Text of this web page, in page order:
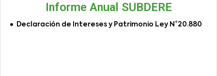
Informe Anual SUBDERE
Declaración de Intereses y Patrimonio Ley N°20.880